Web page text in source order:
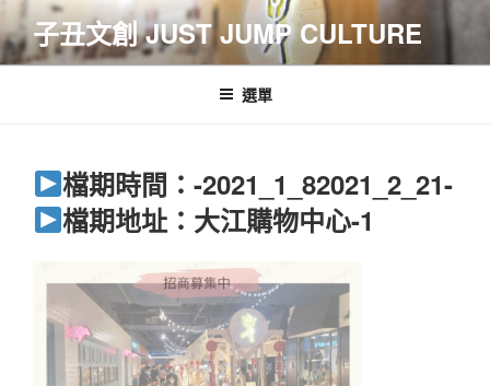
跳
至
主
子丑文創 JUST JUMP CULTURE
選單
檔期時間：-2021_1_82021_2_21-
檔期地址：大江購物中心-1